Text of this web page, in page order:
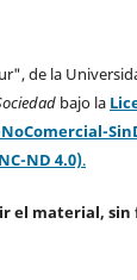
de la
bajo la
ND 4.0).
el material, sin